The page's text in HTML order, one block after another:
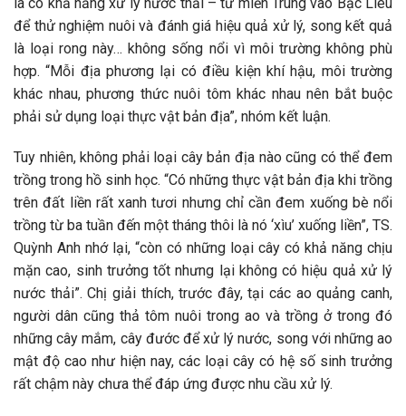
để thử nghiệm nuôi và đánh giá hiệu quả xử lý, song kết quả
là loại rong này… không sống nổi vì môi trường không phù
hợp. “Mỗi địa phương lại có điều kiện khí hậu, môi trường
khác nhau, phương thức nuôi tôm khác nhau nên bắt buộc
phải sử dụng loại thực vật bản địa”, nhóm kết luận.
Tuy nhiên, không phải loại cây bản địa nào cũng có thể đem
trồng trong hồ sinh học. “Có những thực vật bản địa khi trồng
trên đất liền rất xanh tươi nhưng chỉ cần đem xuống bè nổi
trồng từ ba tuần đến một tháng thôi là nó ‘xìu’ xuống liền”, TS.
Quỳnh Anh nhớ lại, “còn có những loại cây có khả năng chịu
mặn cao, sinh trưởng tốt nhưng lại không có hiệu quả xử lý
nước thải”. Chị giải thích, trước đây, tại các ao quảng canh,
người dân cũng thả tôm nuôi trong ao và trồng ở trong đó
những cây mắm, cây đước để xử lý nước, song với những ao
mật độ cao như hiện nay, các loại cây có hệ số sinh trưởng
rất chậm này chưa thể đáp ứng được nhu cầu xử lý.